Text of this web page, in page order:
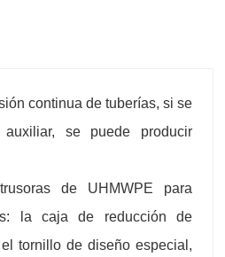
continua de tuberías, si se
se puede producir
de UHMWPE para
la caja de reducción de
tornillo de diseño especial,